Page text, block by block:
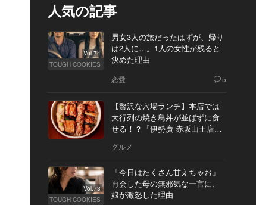
人気の記事
Vol.74
TOUGH COOKIES
男女3人の旅だったはずが、帰り
は2人に…。1人の女性が残ると
決めた理由
恋愛 5
【贅沢な穴場ランチ】本店では
大行列の焼き鳥丼が並ばずに食
せる！？『伊勢廣 赤坂山王店』
グルメ
Vol.73
TOUGH COOKIES
「今日はたくさん甘えちゃお」
再会した母の無邪気な一言に、
娘が激怒した理由